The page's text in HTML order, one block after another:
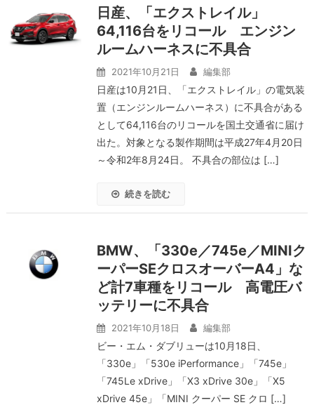
日産、「エクストレイル」
64,116台をリコール エンジン
ルームハーネスに不具合
2021年10月21日 編集部
日産は10月21日、「エクストレイル」の電気装
置（エンジンルームハーネス）に不具合がある
として64,116台のリコールを国土交通省に届け
出た。対象となる製作期間は平成27年4月20日
～令和2年8月24日。 不具合の部位は […]
続きを読む
BMW、「330e／745e／MINIク
ーパーSEクロスオーバーA4」な
ど計7車種をリコール 高電圧バ
ッテリーに不具合
2021年10月18日 編集部
ビー・エム・ダブリューは10月18日、
「330e」「530e iPerformance」「745e」
「745Le xDrive」「X3 xDrive 30e」「X5
xDrive 45e」「MINI クーパー SE クロ […]